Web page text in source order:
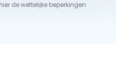
de wettelijke beperkingen